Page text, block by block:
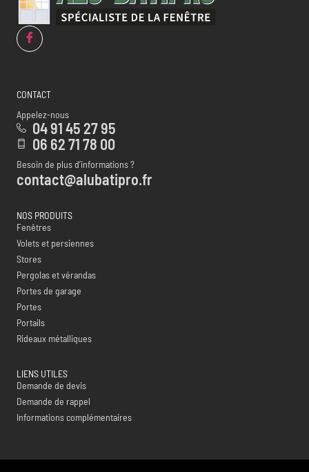
CONTACT
Appelez-nous
04 91 45 27 95
06 62 71 78 00
Besoin de plus d’informations ?
contact@alubatipro.fr
NOS PRODUITS
Fenêtres
Volets et persiennes
Stores
Pergolas et vérandas
Portes de garage
Portes
Portails
Rideaux métalliques
LIENS UTILES
Demande de devis
Demande de rappel
Informations complémentaires